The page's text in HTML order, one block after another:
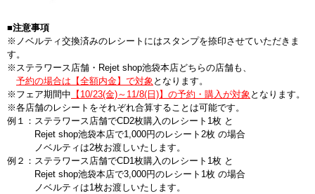
■注意事項
※ノベルティ交換済みのレシートにはスタンプを捺印させていただきま
す。
※ステラワース店舗・Rejet shop池袋本店どちらの店舗も、
予約の場合は【全額内金】で対象 となります。
※フェア期間中 【10/23(金)～11/8(日)】の予約・購入が対象 となります。
※各店舗のレシートをそれぞれ合算することは可能です。
例１：ステラワース店舗でCD2枚購入のレシート1枚 と
Rejet shop池袋本店で1,000円のレシート2枚 の場合
ノベルティは2枚お渡しいたします。
例２：ステラワース店舗でCD1枚購入のレシート1枚 と
Rejet shop池袋本店で3,000円のレシート1枚 の場合
ノベルティは1枚お渡しいたします。